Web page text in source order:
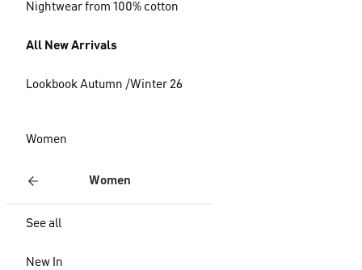
Nightwear from 100% cotton
All New Arrivals
Lookbook Autumn /Winter 26
Women
Women
See all
New In